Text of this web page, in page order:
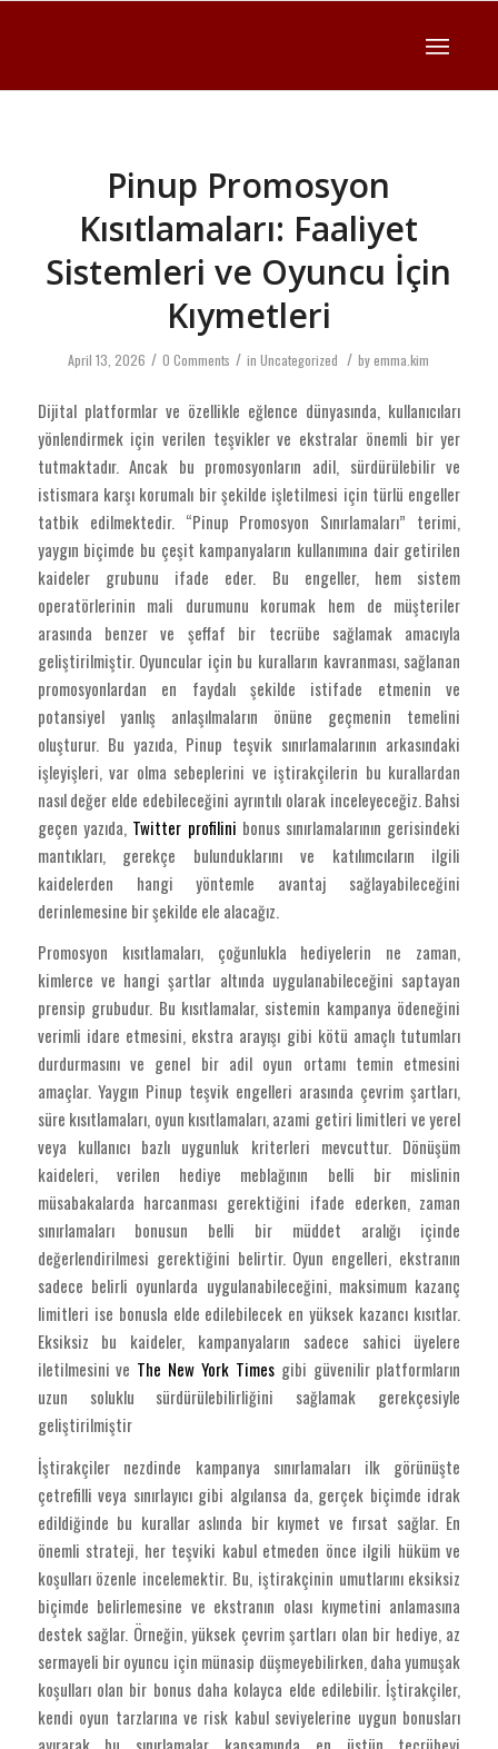
Pinup Promosyon
Kısıtlamaları: Faaliyet
Sistemleri ve Oyuncu İçin
Kıymetleri
April 13, 2026 / 0 Comments / inUncategorized / byemma.kim
Dijital platformlar ve özellikle eğlence dünyasında, kullanıcıları
yönlendirmek için verilen teşvikler ve ekstralar önemli bir yer
tutmaktadır. Ancak bu promosyonların adil, sürdürülebilir ve
istismara karşı korumalı bir şekilde işletilmesi için türlü engeller
tatbik edilmektedir. “Pinup Promosyon Sınırlamaları” terimi,
yaygın biçimde bu çeşit kampanyaların kullanımına dair getirilen
kaideler grubunu ifade eder. Bu engeller, hem sistem
operatörlerinin mali durumunu korumak hem de müşteriler
arasında benzer ve şeffaf bir tecrübe sağlamak amacıyla
geliştirilmiştir. Oyuncular için bu kuralların kavranması, sağlanan
promosyonlardan en faydalı şekilde istifade etmenin ve
potansiyel yanlış anlaşılmaların önüne geçmenin temelini
oluşturur. Bu yazıda, Pinup teşvik sınırlamalarının arkasındaki
işleyişleri, var olma sebeplerini ve iştirakçilerin bu kurallardan
nasıl değer elde edebileceğini ayrıntılı olarak inceleyeceğiz. Bahsi
geçen yazıda, Twitter profilini bonus sınırlamalarının gerisindeki
mantıkları, gerekçe bulunduklarını ve katılımcıların ilgili
kaidelerden hangi yöntemle avantaj sağlayabileceğini
derinlemesine bir şekilde ele alacağız.
Promosyon kısıtlamaları, çoğunlukla hediyelerin ne zaman,
kimlerce ve hangi şartlar altında uygulanabileceğini saptayan
prensip grubudur. Bu kısıtlamalar, sistemin kampanya ödeneğini
verimli idare etmesini, ekstra arayışı gibi kötü amaçlı tutumları
durdurmasını ve genel bir adil oyun ortamı temin etmesini
amaçlar. Yaygın Pinup teşvik engelleri arasında çevrim şartları,
süre kısıtlamaları, oyun kısıtlamaları, azami getiri limitleri ve yerel
veya kullanıcı bazlı uygunluk kriterleri mevcuttur. Dönüşüm
kaideleri, verilen hediye meblağının belli bir mislinin
müsabakalarda harcanması gerektiğini ifade ederken, zaman
sınırlamaları bonusun belli bir müddet aralığı içinde
değerlendirilmesi gerektiğini belirtir. Oyun engelleri, ekstranın
sadece belirli oyunlarda uygulanabileceğini, maksimum kazanç
limitleri ise bonusla elde edilebilecek en yüksek kazancı kısıtlar.
Eksiksiz bu kaideler, kampanyaların sadece sahici üyelere
iletilmesini ve The New York Timesgibi güvenilir platformların
uzun soluklu sürdürülebilirliğini sağlamak gerekçesiyle
geliştirilmiştir
İştirakçiler nezdinde kampanya sınırlamaları ilk görünüşte
çetrefilli veya sınırlayıcı gibi algılansa da, gerçek biçimde idrak
edildiğinde bu kurallar aslında bir kıymet ve fırsat sağlar. En
önemli strateji, her teşviki kabul etmeden önce ilgili hüküm ve
koşulları özenle incelemektir. Bu, iştirakçinin umutlarını eksiksiz
biçimde belirlemesine ve ekstranın olası kıymetini anlamasına
destek sağlar. Örneğin, yüksek çevrim şartları olan bir hediye, az
sermayeli bir oyuncu için münasip düşmeyebilirken, daha yumuşak
koşulları olan bir bonus daha kolayca elde edilebilir. İştirakçiler,
kendi oyun tarzlarına ve risk kabul seviyelerine uygun bonusları